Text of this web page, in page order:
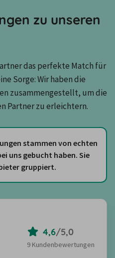
zu unseren
das perfekte Match für
Sorge: Wir haben die
zusammengestellt, um die
Partner zu erleichtern.
stammen von echten
uns gebucht haben. Sie
gruppiert.
4,6/5,0
9 Kundenbewertungen